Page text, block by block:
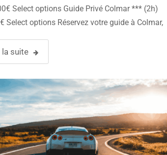
Select options Guide Privé Colmar *** (2h)
Select options Réservez votre guide à Colmar,
de …
la suite